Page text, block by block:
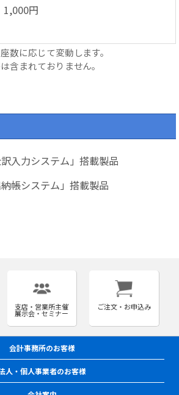
1,000円
数に応じて変動します。
含まれておりません。
訳入力システム」搭載製品
納帳システム」搭載製品
支店・営業所主催
展示会・セミナー
ご注文・お申込み
会計事務所のお客様
人・個人事業者のお客様